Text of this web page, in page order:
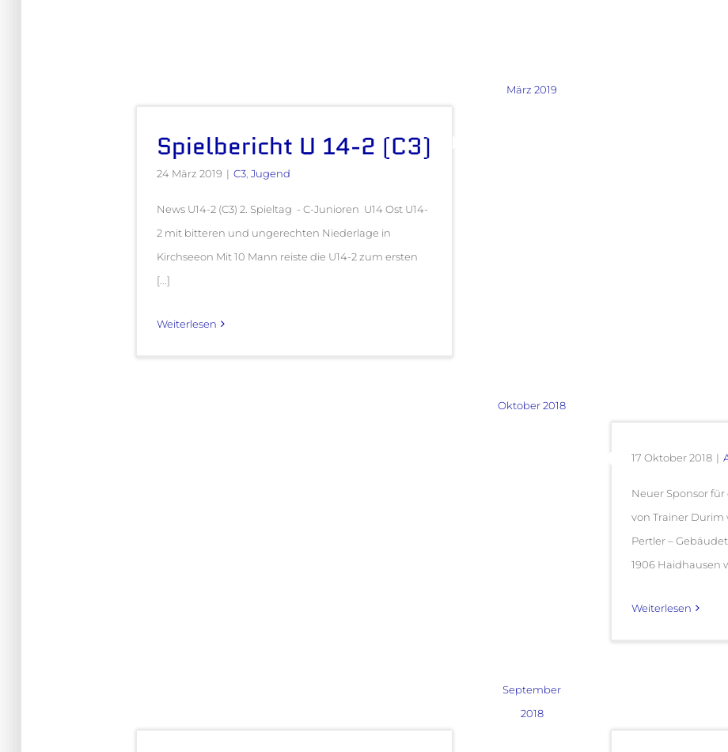
März 2019
Spielbericht U 14-2 (C3)
24 März 2019 | C3 Jugend
News U14-2 (C3) 2. Spieltag - C-Junioren U14 Ost U14-
2 mit bitteren und ungerechten Niederlage in
Kirchseeon Mit 10 Mann reiste die U14-2 zum ersten
[...]
Weiterlesen
Oktober 2018
17 Oktober 2018 |
Neuer Sponsor für
von Trainer Durim
Pertler –
1906 Haidhausen
Weiterlesen
September
2018